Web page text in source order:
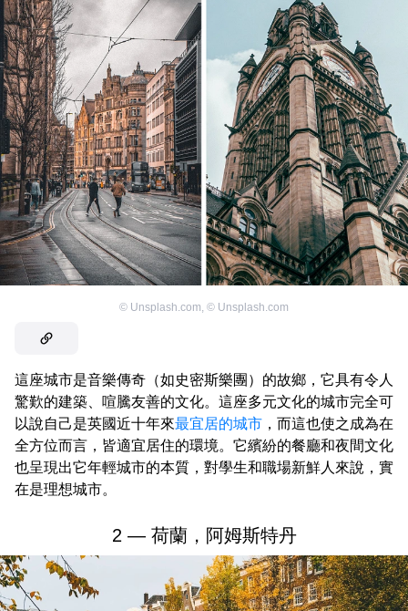
© Unsplash.com, © Unsplash.com
這座城市是音樂傳奇（如史密斯樂團）的故鄉，它具有令人
驚歎的建築、喧騰友善的文化。這座多元文化的城市完全可
以說自己是英國近十年來最宜居的城市 ，而這也使之成為在
全方位而言，皆適宜居住的環境。它繽紛的餐廳和夜間文化
也呈現出它年輕城市的本質，對學生和職場新鮮人來說，實
在是理想城市。
2 — 荷蘭，阿姆斯特丹